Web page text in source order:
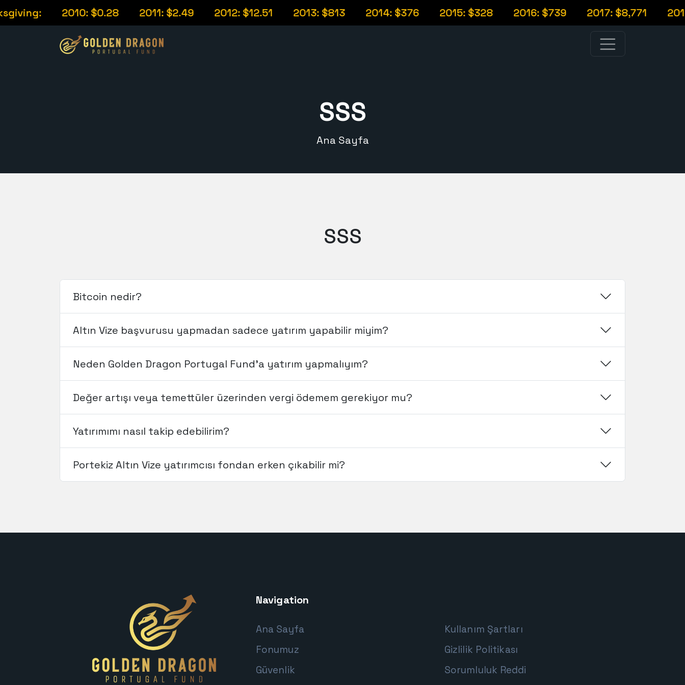
2010: $0.28 2011: $2.49 2012: $12.51 2013: $813 2014: $376 2015: $328 2016: $739 2017: $8,771
SSS
Ana Sayfa
SSS
Bitcoin nedir?
Altın Vize başvurusu yapmadan sadece yatırım yapabilir miyim?
Neden Golden Dragon Portugal Fund’a yatırım yapmalıyım?
Değer artışı veya temettüler üzerinden vergi ödemem gerekiyor mu?
Yatırımımı nasıl takip edebilirim?
Portekiz Altın Vize yatırımcısı fondan erken çıkabilir mi?
Navigation
Ana Sayfa
Fonumuz
Güvenlik
Kullanım Şartları
Gizlilik Politikası
Sorumluluk Reddi